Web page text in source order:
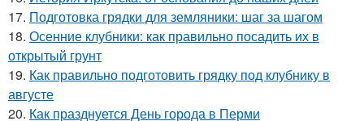
17. Подготовка грядки для земляники: шаг за шагом
18. Осенние клубники: как правильно посадить их в
открытый грунт
19. Как правильно подготовить грядку под клубнику в
августе
20. Как празднуется День города в Перми